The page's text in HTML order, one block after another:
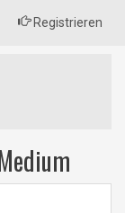
Registrieren